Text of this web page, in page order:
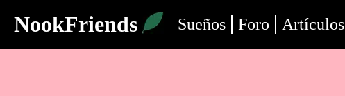
NookFriends Sueños Foro Artículos